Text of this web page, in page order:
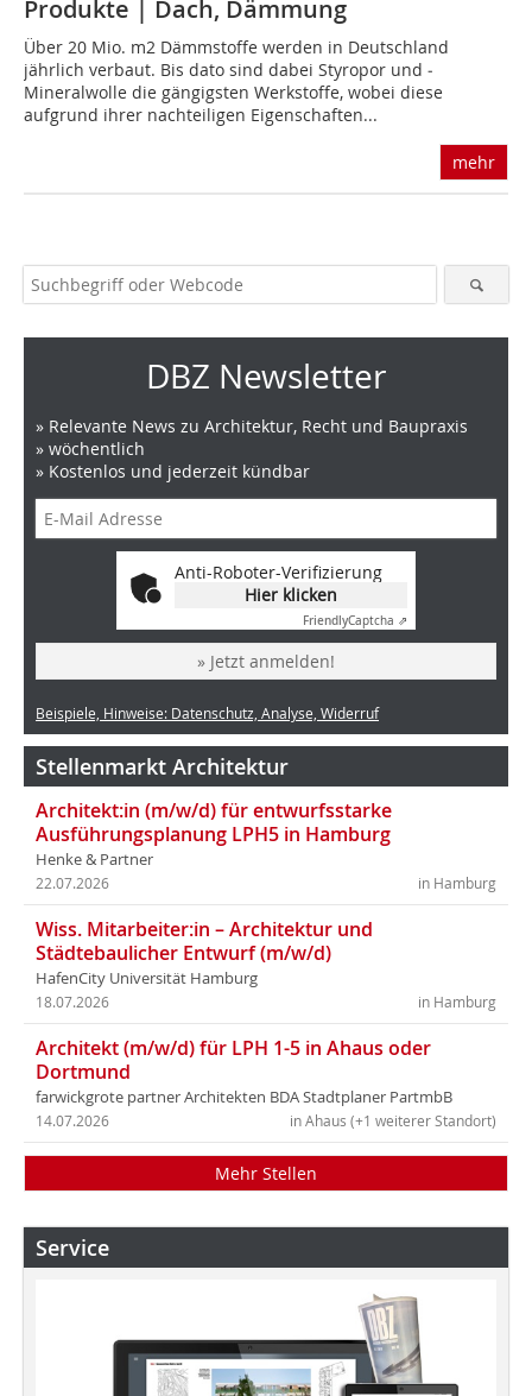
Produkte | Dach, Dämmung
Über 20 Mio. m2 Dämmstoffe werden in Deutschland
jährlich verbaut. Bis dato sind dabei Styropor und ­
Mineralwolle die gängigsten Werkstoffe, wobei diese
aufgrund ihrer nachteiligen Eigenschaften...
mehr
DBZ Newsletter
» Relevante News zu Architektur, Recht und Baupraxis
» wöchentlich
» Kostenlos und jederzeit kündbar
Anti-Roboter-Verifizierung
Hier klicken
FriendlyCaptcha ⇗
» Jetzt anmelden!
Beispiele, Hinweise: Datenschutz, Analyse, Widerruf
Stellenmarkt Architektur
Architekt:in (m/w/d) für entwurfsstarke
Ausführungsplanung LPH5 in Hamburg
Henke & Partner
in Hamburg
22.07.2026
Wiss. Mitarbeiter:in – Architektur und
Städtebaulicher Entwurf (m/w/d)
HafenCity Universität Hamburg
in Hamburg
18.07.2026
Architekt (m/w/d) für LPH 1-5 in Ahaus oder
Dortmund
farwickgrote partner Architekten BDA Stadtplaner PartmbB
in Ahaus (+1 weiterer Standort)
14.07.2026
Mehr Stellen
Service